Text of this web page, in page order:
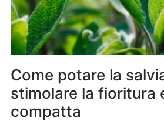
Piante e fiori
Lifestyle
Viaggi
Zodiaco
Come potare la
stimolare la fioritura
compatta